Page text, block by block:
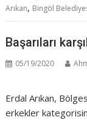
Arıkan, Bingöl
Başarıları
05/19/2020
Erdal Arıkan,
erkekler